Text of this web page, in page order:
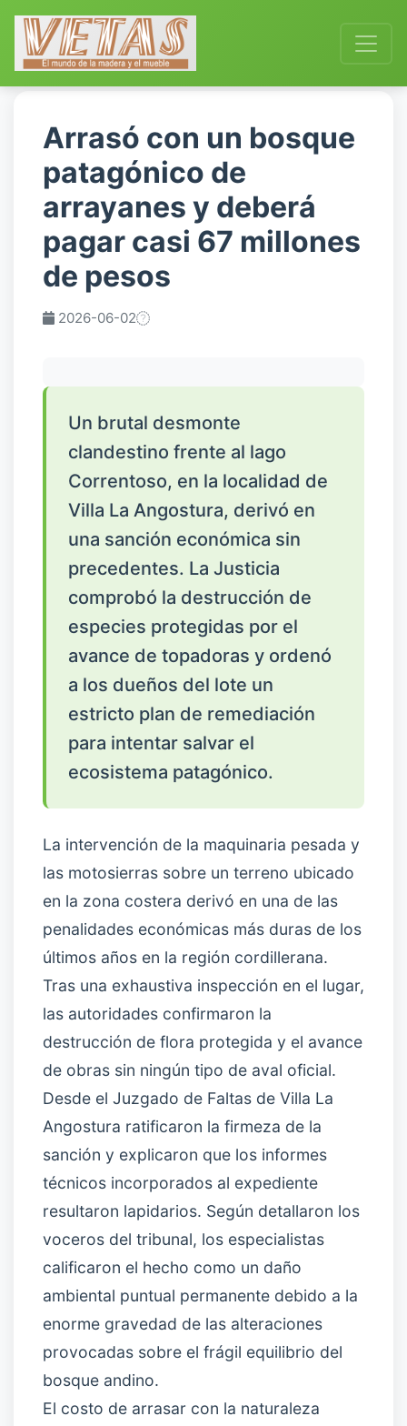
Arrasó con un bosque
patagónico de
arrayanes y deberá
pagar casi 67 millones
de pesos
2026-06-02
Un brutal desmonte
clandestino frente al lago
Correntoso, en la localidad de
Villa La Angostura, derivó en
una sanción económica sin
precedentes. La Justicia
comprobó la destrucción de
especies protegidas por el
avance de topadoras y ordenó
a los dueños del lote un
estricto plan de remediación
para intentar salvar el
ecosistema patagónico.
La intervención de la maquinaria pesada y
las motosierras sobre un terreno ubicado
en la zona costera derivó en una de las
penalidades económicas más duras de los
últimos años en la región cordillerana.
Tras una exhaustiva inspección en el lugar,
las autoridades confirmaron la
destrucción de flora protegida y el avance
de obras sin ningún tipo de aval oficial.
Desde el Juzgado de Faltas de Villa La
Angostura ratificaron la firmeza de la
sanción y explicaron que los informes
técnicos incorporados al expediente
resultaron lapidarios. Según detallaron los
voceros del tribunal, los especialistas
calificaron el hecho como un daño
ambiental puntual permanente debido a la
enorme gravedad de las alteraciones
provocadas sobre el frágil equilibrio del
bosque andino.
El costo de arrasar con la naturaleza